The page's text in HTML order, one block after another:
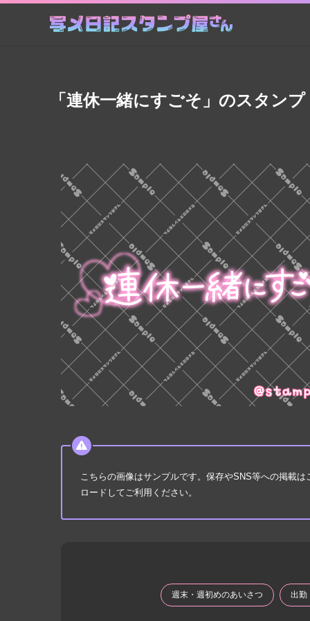
「連休一緒にすごそ」のスタンプ
こちらの画像はサンプルです。保存やSNS等への掲載
ロードしてご利用ください。
週末・週初めのあいさつ 出勤